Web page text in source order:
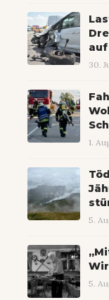
30.
1.
5.
5.